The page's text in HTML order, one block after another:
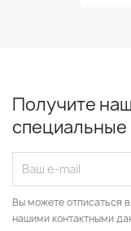
Получите
Вы можете отписаться
нашими контактными